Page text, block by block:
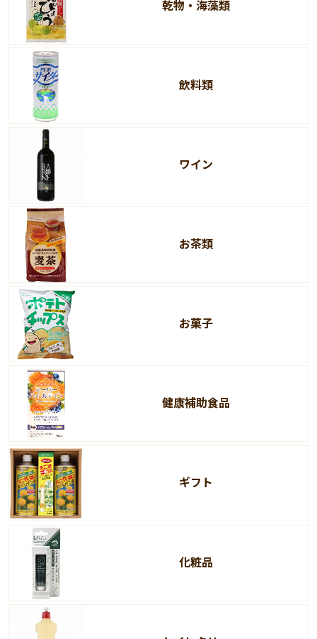
乾物・海藻類
飲料類
ワイン
お茶類
お菓子
健康補助食品
ギフト
化粧品